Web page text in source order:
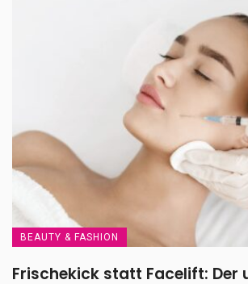
BEAUTY & FASHION
Frischekick statt Facelift: Der